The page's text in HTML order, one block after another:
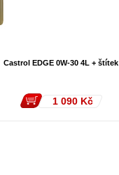
Castrol EDGE 0W-30 4L + štítek
1 090 Kč